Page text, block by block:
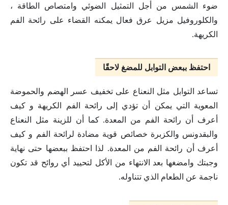
ضوء الشمس من أجل التمثيل الضوئي وامتصاص الطاقة ،
والكلوروفيل مزيل عرق فعال يمكنه القضاء على رائحة الفم
الكريهة.
احتفظ ببعض التوابل للمضغ لاحقًا
تساعد التوابل مثل النعناع على تخفيف عسر الهضم والحموضة
المعوية التي يمكن أن تؤدي إلى رائحة الفم الكريهة و كيف
أعرف أن رائحة الفم من المعدة. كما أن للزينة مثل النعناع
والبقدونس والكزبرة خصائص قوية مضادة لرائحة الفم و كيف
أعرف أن رائحة الفم من المعدة. لذا احتفظ ببعضها حتى نهاية
وجبتك وامضغها بعد الانتهاء من الأكل لتحييد أي روائح قد تكون
ناجمة عن الطعام الذي تتناوله.